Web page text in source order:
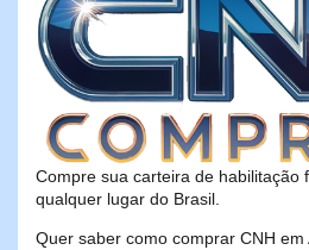
Compre sua carteira de habilitação
qualquer lugar do Brasil.
Quer saber como comprar CNH